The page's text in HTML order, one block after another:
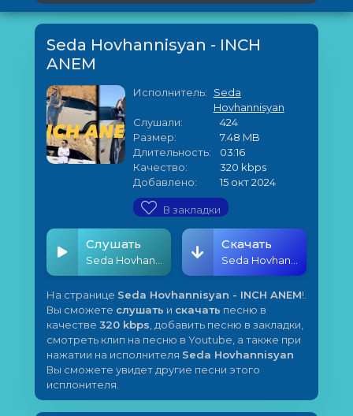
Seda Hovhannisyan - INCH
ANEM
Исполнитель:
Seda
Hovhannisyan
Слушали:
424
Размер:
7.48 MB
Длительность:
03:16
Качество:
320 kbps
Добавлено:
15 окт 2024
В закладки
Слушать Скачать
На странице Seda Hovhannisyan - INCH ANEM!.
Вы сможете слушать и скачать песню в
качестве 320 kbps , добавить песню в закладки,
смотреть клип на песню в Youtube, а также при
нажатии на исполнителя Seda Hovhannisyan
Вы сможете увидет другие песни этого
исплонителя.